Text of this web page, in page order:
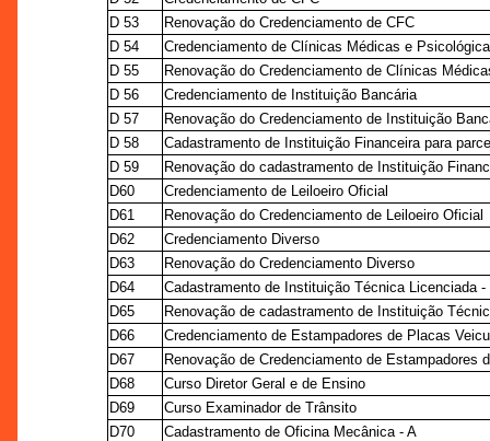
D 53
Renovação do Credenciamento de CFC
D 54
Credenciamento de Clínicas Médicas e
D 55
Renovação do Credenciamento de Clínicas
D 56
Credenciamento de Instituição Bancária
D 57
Renovação do Credenciamento de Instituição
D 58
Cadastramento de Instituição Financeira para
D 59
Renovação do cadastramento de Instituição
D60
Credenciamento de Leiloeiro Oficial
D61
Renovação do Credenciamento de Leiloeiro Oficial
D62
Credenciamento Diverso
D63
Renovação do Credenciamento Diverso
D64
Cadastramento de Instituição Técnica Licenciada -
D65
Renovação de cadastramento de Instituição
D66
Credenciamento de Estampadores de Placas
D67
Renovação de Credenciamento de Estampadores
D68
Curso Diretor Geral e de Ensino
D69
Curso Examinador de Trânsito
D70
Cadastramento de Oficina Mecânica - A